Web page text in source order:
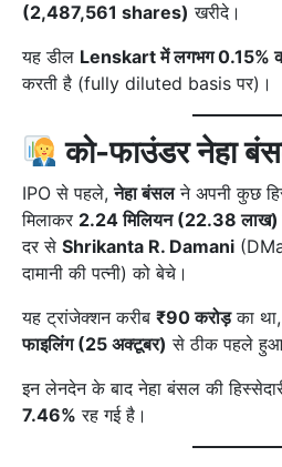
(2,487,561 shares) खरीदे।
यह डील Lenskart में लगभग 0.15%
करती है (fully diluted basis पर)।
को-फाउंडर नेहा
IPO से पहले,नेहा बंसलने अपनी कुछ
मिलाकर 2.24 मिलियन (22.38 लाख)
दर से Shrikanta R. Damani
दामानी की पत्नी) को बेचे।
यह ट्रांजेक्शन करीब ₹90 करोड़का
फाइलिंग (25 अक्टूबर) से ठीक पहले
इन लेनदेन के बाद नेहा बंसल की
7.46% रह गई है।